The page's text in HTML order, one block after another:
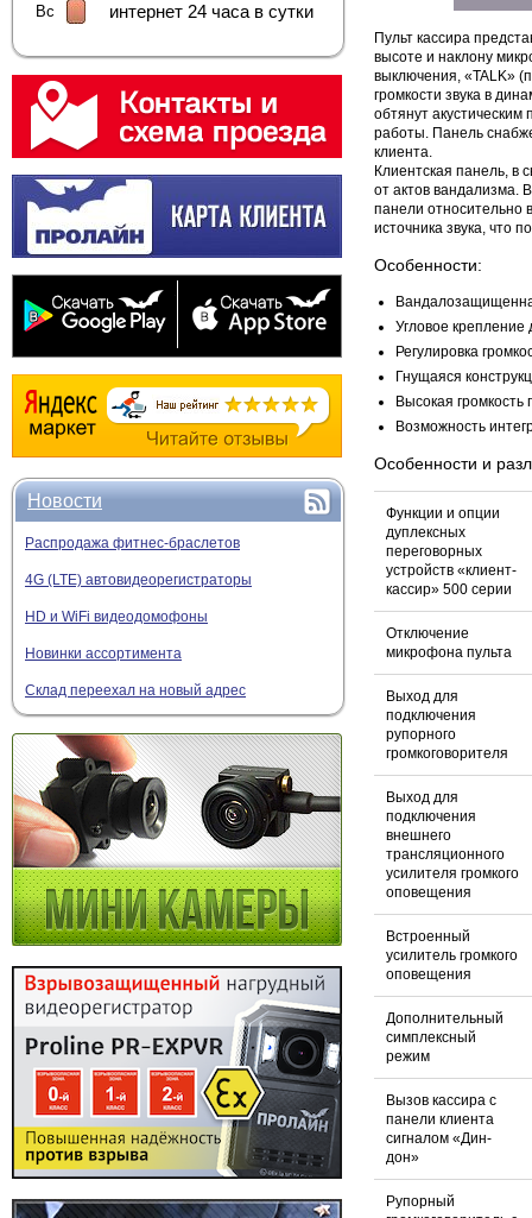
Вс
интернет 24 часа в сутки
Новости
Распродажа фитнес-браслетов
4G (LTE) автовидеорегистраторы
HD и WiFi видеодомофоны
Новинки ассортимента
Склад переехал на новый адрес
Пульт кассира
высоте и наклону
выключения, «TALK»
громкости звука в
обтянут
работы. Панель
клиента.
Клиентская панель, в
от актов вандализма.
панели относительно
источника звука, что
Особенности:
Угловое крепление
Регулировка
Гнущаяся
Высокая
Возможность
Особенности и
Функции и опции
дуплексных
переговорных
устройств «клиент-
кассир» 500 серии
Отключение
микрофона пульта
Выход для
подключения
рупорного
громкоговорителя
Выход для
подключения
внешнего
трансляционного
усилителя громкого
оповещения
Встроенный
усилитель громкого
оповещения
Дополнительный
симплексный
режим
Вызов кассира с
панели клиента
сигналом «Дин-
дон»
Рупорный